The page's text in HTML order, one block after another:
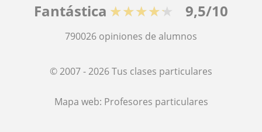
Fantástica ★★★★★ 9,5/10
790026 opiniones de alumnos
© 2007 - 2026 Tus clases particulares
Mapa web: Profesores particulares